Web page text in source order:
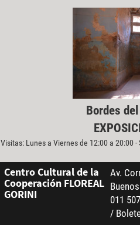
Bordes
Visitas: Lunes a Viernes de 12:00 a 20:00
Centro Cultural de la
Cooperación FLOREAL
GORINI
Av.
011
/